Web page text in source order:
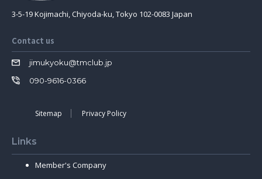
3-5-19 Kojimachi, Chiyoda-ku, Tokyo 102-0083 Japan
Contact us
jimukyoku@tmclub.jp
090-9616-0366
Sitemap Privacy Policy
Links
Member's Company